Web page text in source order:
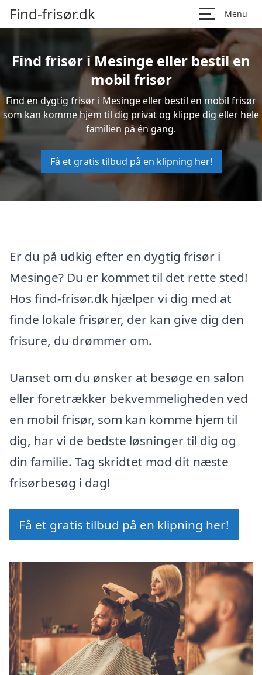
Find-frisør.dk Menu
Find frisør i Mesinge eller bestil en
mobil frisør
Find en dygtig frisør i Mesinge eller bestil en mobil frisør
som kan komme hjem til dig privat og klippe dig eller hele
familien på én gang.
Få et gratis tilbud på en klipning her!
Er du på udkig efter en dygtig frisør i
Mesinge? Du er kommet til det rette sted!
Hos find-frisør.dk hjælper vi dig med at
finde lokale frisører, der kan give dig den
frisure, du drømmer om.
Uanset om du ønsker at besøge en salon
eller foretrækker bekvemmeligheden ved
en mobil frisør, som kan komme hjem til
dig, har vi de bedste løsninger til dig og
din familie. Tag skridtet mod dit næste
frisørbesøg i dag!
Få et gratis tilbud på en klipning her!